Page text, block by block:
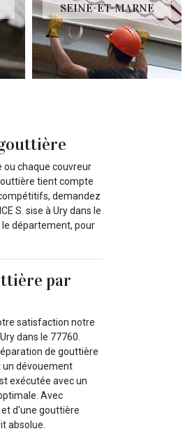
SEINE-ET-MARNE
ou chaque couvreur
tient compte
demandez
S. sise à Ury dans le
département, pour
par
satisfaction notre
dans le 77760.
de gouttière
un dévouement
exécutée avec un
Avec
et d'une gouttière
absolue.